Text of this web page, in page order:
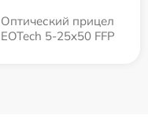
Оптический прицел
EOTech 5-25x50 FFP